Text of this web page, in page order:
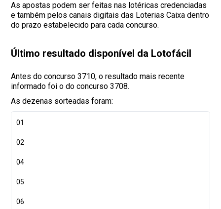
As apostas podem ser feitas nas lotéricas credenciadas
e também pelos canais digitais das Loterias Caixa dentro
do prazo estabelecido para cada concurso.
Último resultado disponível da Lotofácil
Antes do concurso 3710, o resultado mais recente
informado foi o do concurso 3708.
As dezenas sorteadas foram:
01
02
04
05
06